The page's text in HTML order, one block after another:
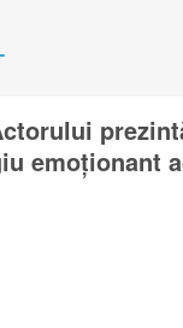
emoționant